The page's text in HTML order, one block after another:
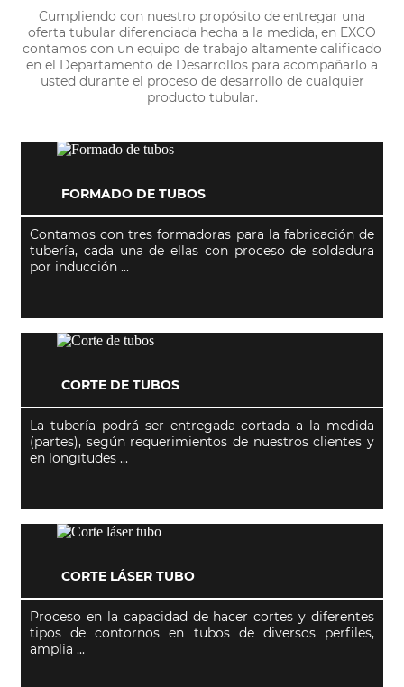
Cumpliendo con nuestro propósito de entregar una
oferta tubular diferenciada hecha a la medida, en EXCO
contamos con un equipo de trabajo altamente calificado
en el Departamento de Desarrollos para acompañarlo a
usted durante el proceso de desarrollo de cualquier
producto tubular.
FORMADO DE TUBOS
Contamos con tres formadoras para la fabricación de
tubería, cada una de ellas con proceso de soldadura
por inducción ...
CORTE DE TUBOS
La tubería podrá ser entregada cortada a la medida
(partes), según requerimientos de nuestros clientes y
en longitudes ...
CORTE LÁSER TUBO
Proceso en la capacidad de hacer cortes y diferentes
tipos de contornos en tubos de diversos perfiles,
amplia ...